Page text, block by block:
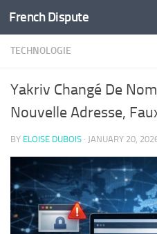
Skip to content
French Dispute
TECHNOLOGIE
Yakriv Changé De
Nouvelle Adresse,
BY ELOISE DUBOIS · JANUARY 20,